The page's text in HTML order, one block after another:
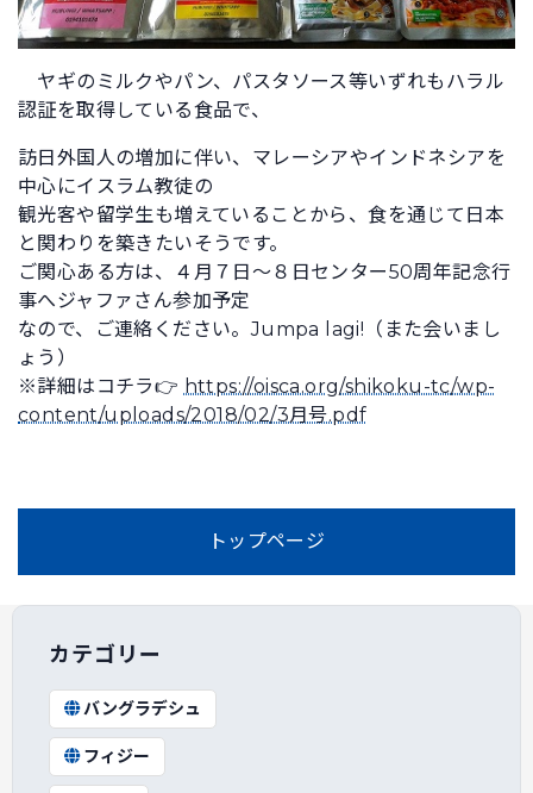
ヤギのミルクやパン、パスタソース等いずれもハラル
認証を取得している食品で、
訪日外国人の増加に伴い、マレーシアやインドネシアを
中心にイスラム教徒の
観光客や留学生も増えていることから、食を通じて日本
と関わりを築きたいそうです。
ご関心ある方は、４月７日～８日センター50周年記念行
事へジャファさん参加予定
なので、ご連絡ください。Jumpa lagi!（また会いまし
ょう）
※詳細はコチラ👉 https://oisca.org/shikoku-tc/wp-
content/uploads/2018/02/3月号.pdf
トップページ
カテゴリー
バングラデシュ
フィジー